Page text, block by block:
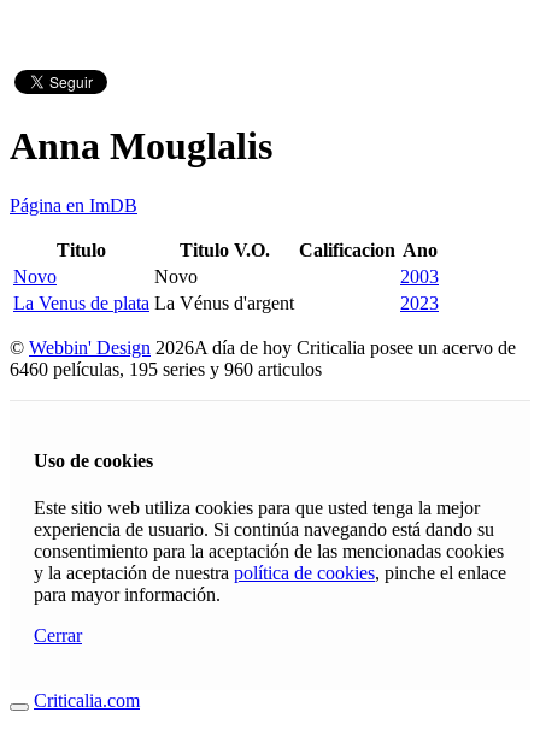
Anna Mouglalis
Página en ImDB
Titulo Titulo V.O. Calificacion Ano
Novo
Novo
2003
La Venus de plata La Vénus d'argent 2023
© Webbin' Design 2026A día de hoy Criticalia posee un acervo de
6460 películas, 195 series y 960 articulos
Uso de cookies
Este sitio web utiliza cookies para que usted tenga la mejor
experiencia de usuario. Si continúa navegando está dando su
consentimiento para la aceptación de las mencionadas cookies
y la aceptación de nuestra política de cookies, pinche el enlace
para mayor información.
Cerrar
Criticalia.com